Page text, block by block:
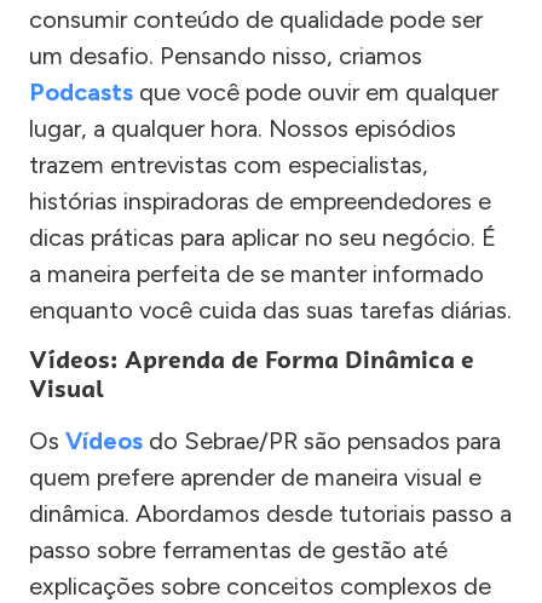
consumir conteúdo de qualidade pode ser
um desafio. Pensando nisso, criamos
Podcasts que você pode ouvir em qualquer
lugar, a qualquer hora. Nossos episódios
trazem entrevistas com especialistas,
histórias inspiradoras de empreendedores e
dicas práticas para aplicar no seu negócio. É
a maneira perfeita de se manter informado
enquanto você cuida das suas tarefas diárias.
Vídeos: Aprenda de Forma Dinâmica e
Visual
Os Vídeos do Sebrae/PR são pensados para
quem prefere aprender de maneira visual e
dinâmica. Abordamos desde tutoriais passo a
passo sobre ferramentas de gestão até
explicações sobre conceitos complexos de